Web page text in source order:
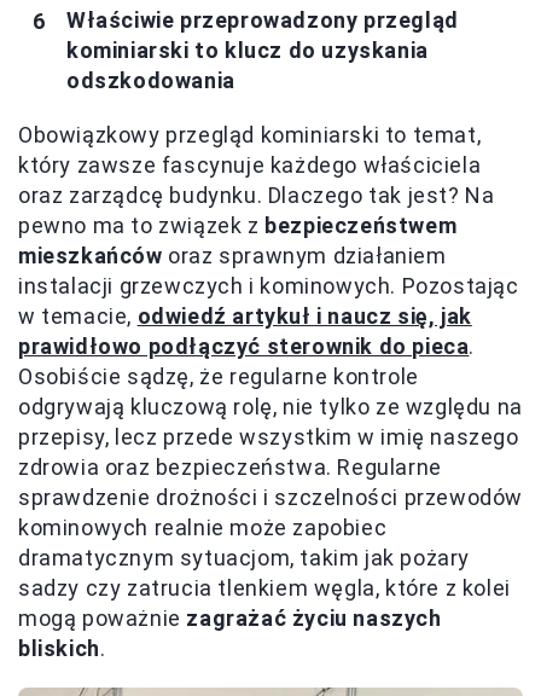
Właściwie przeprowadzony przegląd
kominiarski to klucz do uzyskania
odszkodowania
Obowiązkowy przegląd kominiarski to temat,
który zawsze fascynuje każdego właściciela
oraz zarządcę budynku. Dlaczego tak jest? Na
pewno ma to związek z bezpieczeństwem
mieszkańców oraz sprawnym działaniem
instalacji grzewczych i kominowych. Pozostając
w temacie, odwiedź artykuł i naucz się, jak
prawidłowo podłączyć sterownik do pieca.
Osobiście sądzę, że regularne kontrole
odgrywają kluczową rolę, nie tylko ze względu na
przepisy, lecz przede wszystkim w imię naszego
zdrowia oraz bezpieczeństwa. Regularne
sprawdzenie drożności i szczelności przewodów
kominowych realnie może zapobiec
dramatycznym sytuacjom, takim jak pożary
sadzy czy zatrucia tlenkiem węgla, które z kolei
mogą poważnie zagrażać życiu naszych
bliskich.